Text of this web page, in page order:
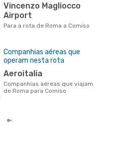
Vincenzo Magliocco
Airport
Para a rota de Roma a Comiso
Companhias aéreas que
operam nesta rota
Aeroitalia
Companhias aéreas que viajam
de Roma para Comiso